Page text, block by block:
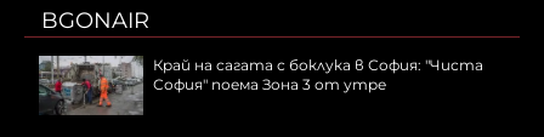
BGONAIR
Край на сагата с боклука в София: "Чиста
София" поема Зона 3 от утре